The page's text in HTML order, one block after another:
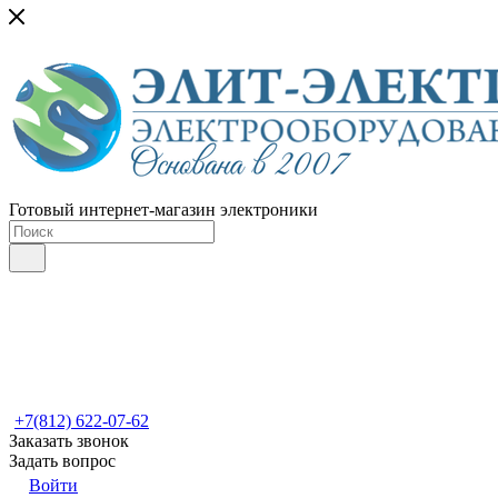
Готовый интернет-магазин электроники
+7(812) 622-07-62
Заказать звонок
Задать вопрос
Войти